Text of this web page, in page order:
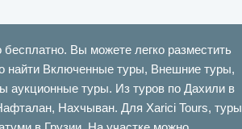
бесплатно. Вы можете легко разместить
найти Включенные туры, Внешние туры,
аукционные туры. Из туров по Дахили в
Нахчыван. Для Xarici Tours, туры